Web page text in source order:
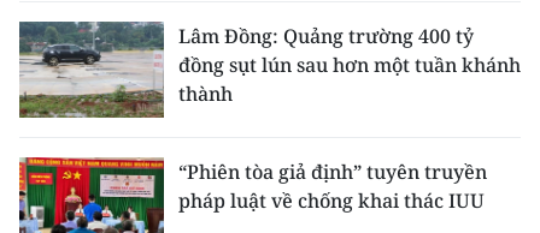
Lâm Đồng: Quảng trường 400 tỷ
đồng sụt lún sau hơn một tuần khánh
thành
“Phiên tòa giả định” tuyên truyền
pháp luật về chống khai thác IUU